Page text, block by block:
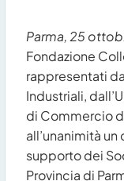
Parma, 25
Fondazione
rappresentati
Industriali,
di Commercio
all’unanimità
supporto dei
Provincia di